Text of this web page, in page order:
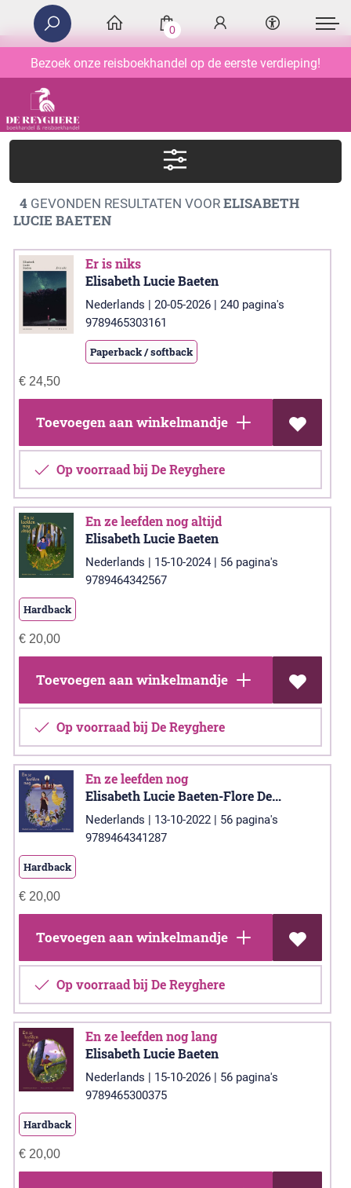
Bezoek onze reisboekhandel op de eerste verdieping!
0
4GEVONDEN RESULTATEN VOORELISABETH
LUCIE BAETEN
Er is niks
Elisabeth Lucie Baeten
Nederlands | 20-05-2026 | 240 pagina's
9789465303161
Paperback / softback
€24,50
Toevoegen aan winkelmandje
Op voorraad bij De Reyghere
En ze leefden nog altijd
Elisabeth Lucie Baeten
Nederlands | 15-10-2024 | 56 pagina's
9789464342567
Hardback
€20,00
Toevoegen aan winkelmandje
Op voorraad bij De Reyghere
En ze leefden nog
Elisabeth Lucie Baeten-Flore Deman
Nederlands | 13-10-2022 | 56 pagina's
9789464341287
Hardback
€20,00
Toevoegen aan winkelmandje
Op voorraad bij De Reyghere
En ze leefden nog lang
Elisabeth Lucie Baeten
Nederlands | 15-10-2026 | 56 pagina's
9789465300375
Hardback
€20,00